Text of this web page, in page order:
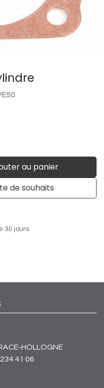
au panier
de souhaits
30 jours
HOLLOGNE
41 06